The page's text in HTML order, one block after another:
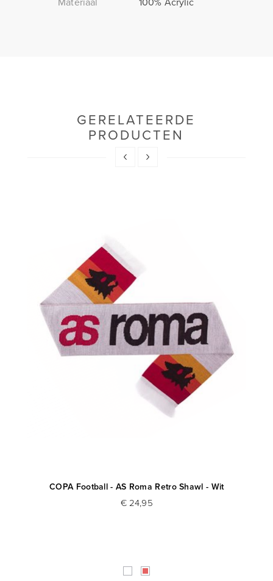
GERELATEERDE
PRODUCTEN
COPA Football - AS Roma Retro Shawl - Wit
€ 24,95